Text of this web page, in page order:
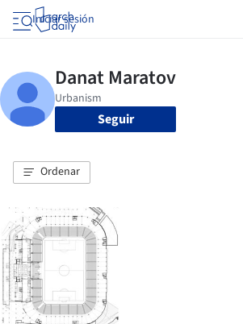
Iniciar sesión
Seguir
Ordenar